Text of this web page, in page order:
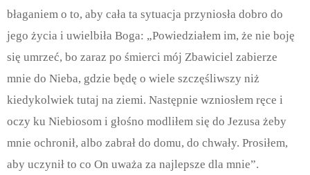
błaganiem o to, aby cała ta sytuacja przyniosła dobro do
jego życia i uwielbiła Boga: „Powiedziałem im, że nie boję
się umrzeć, bo zaraz po śmierci mój Zbawiciel zabierze
mnie do Nieba, gdzie będę o wiele szczęśliwszy niż
kiedykolwiek tutaj na ziemi. Następnie wzniosłem ręce i
oczy ku Niebiosom i głośno modliłem się do Jezusa żeby
mnie ochronił, albo zabrał do domu, do chwały. Prosiłem,
aby uczynił to co On uważa za najlepsze dla mnie”.